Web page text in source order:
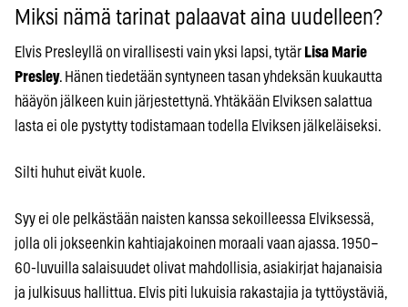
Miksi nämä tarinat palaavat aina uudelleen?
Elvis Presleyllä on virallisesti vain yksi lapsi, tytär Lisa Marie
Presley. Hänen tiedetään syntyneen tasan yhdeksän kuukautta
hääyön jälkeen kuin järjestettynä. Yhtäkään Elviksen salattua
lasta ei ole pystytty todistamaan todella Elviksen jälkeläiseksi.
Silti huhut eivät kuole.
Syy ei ole pelkästään naisten kanssa sekoilleessa Elviksessä,
jolla oli jokseenkin kahtiajakoinen moraali vaan ajassa. 1950–
60-luvuilla salaisuudet olivat mahdollisia, asiakirjat hajanaisia
ja julkisuus hallittua. Elvis piti lukuisia rakastajia ja tyttöystäviä,